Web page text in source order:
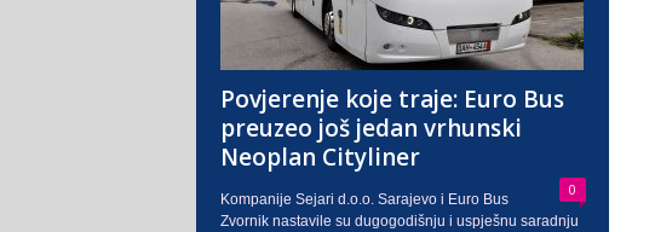
Povjerenje koje traje: Euro Bus
preuzeo još jedan vrhunski
Neoplan Cityliner
0
Kompanije Sejari d.o.o. Sarajevo i Euro Bus
Zvornik nastavile su dugogodišnju i uspješnu saradnju